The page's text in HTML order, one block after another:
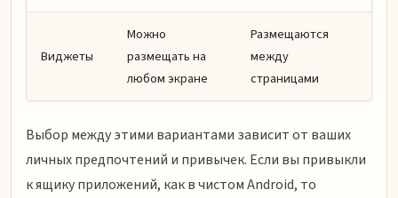
Виджеты
Можно
размещать на
любом экране
Размещаются
между
страницами
Выбор между этими вариантами зависит от ваших
личных предпочтений и привычек. Если вы привыкли
к ящику приложений, как в чистом Android, то